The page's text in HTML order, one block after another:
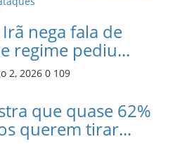
nega fala de
regime pediu...
2, 2026 0 109
que quase 62%
querem tirar...